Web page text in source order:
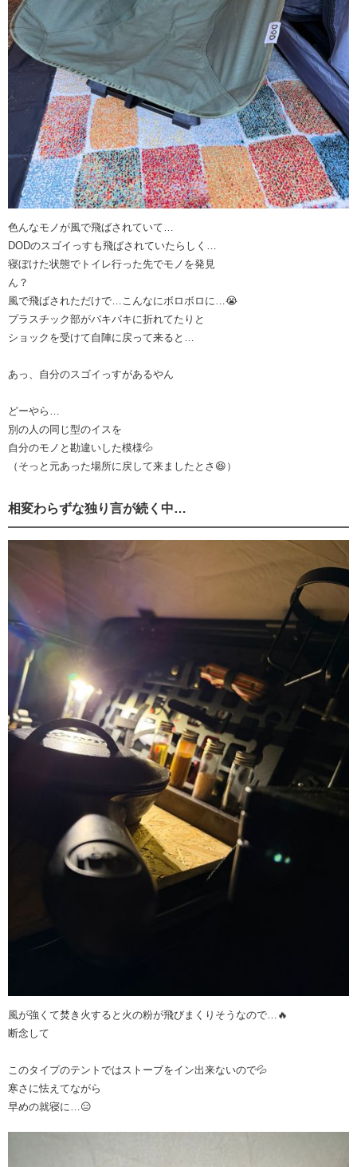
色んなモノが風で飛ばされていて…
DODのスゴイっすも飛ばされていたらしく…
寝ぼけた状態でトイレ行った先でモノを発見
ん？
風で飛ばされただけで…こんなにボロボロに…😭
プラスチック部がバキバキに折れてたりと
ショックを受けて自陣に戻って来ると…
あっ、自分のスゴイっすがあるやん
どーやら…
別の人の同じ型のイスを
自分のモノと勘違いした模様💦
（そっと元あった場所に戻して来ましたとさ😆）
相変わらずな独り言が続く中…
風が強くて焚き火すると火の粉が飛びまくりそうなので…🔥
断念して
このタイプのテントではストーブをイン出来ないので💦
寒さに怯えてながら
早めの就寝に…😑